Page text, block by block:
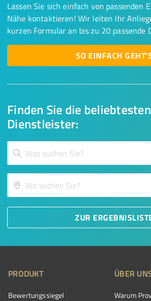
Finden Sie die beliebtesten
Dienstleister:
ZUR
Lassen Sie sich einfach von passenden
Nähe kontaktieren! Wir leiten Ihr
kurzen Formular an bis zu 20
SO EINFACH
PRODUKT
Bewertungssiegel
ÜBER
Warum